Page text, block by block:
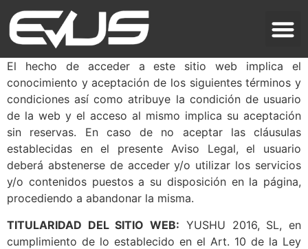
El hecho de acceder a este sitio web implica el
conocimiento y aceptación de los siguientes términos y
condiciones así como atribuye la condición de usuario
de la web y el acceso al mismo implica su aceptación
sin reservas. En caso de no aceptar las cláusulas
establecidas en el presente Aviso Legal, el usuario
deberá abstenerse de acceder y/o utilizar los servicios
y/o contenidos puestos a su disposición en la página,
procediendo a abandonar la misma.
TITULARIDAD DEL SITIO WEB: YUSHU 2016, SL, en
cumplimiento de lo establecido en el Art. 10 de la Ley